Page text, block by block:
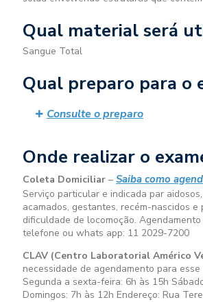
Qual material será
Sangue Total
Qual preparo para o
Consulte o preparo
Onde realizar o
Coleta Domiciliar – Saiba como
Serviço particular e indicada par
acamados, gestantes, recém-nascidos e
dificuldade de locomoção.
telefone ou whats app: 11 2029-7200
CLAV (Centro Laboratorial Américo
necessidade de agendamento para esse
Segunda a sexta-feira: 6h às 15h
Domingos: 7h às 12h Endereço: Rua